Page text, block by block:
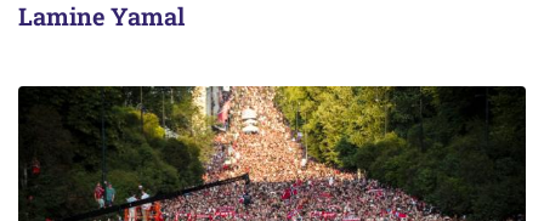
Lamine Yamal